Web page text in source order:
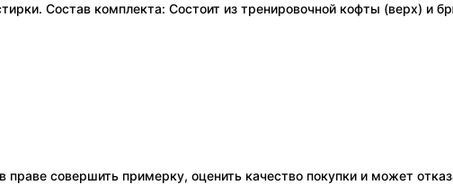
Состав комплекта: Состоит из тренировочной кофты (верх) и
праве совершить примерку, оценить качество покупки и может